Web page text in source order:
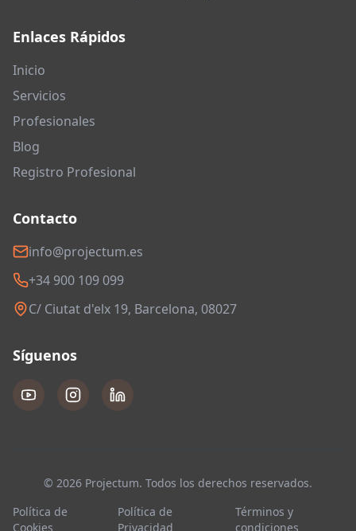
Enlaces Rápidos
Inicio
Servicios
Profesionales
Blog
Registro Profesional
Contacto
info@projectum.es
+34 900 109 099
C/ Ciutat d'elx 19, Barcelona, 08027
Síguenos
© 2026 Projectum. Todos los derechos reservados.
Política de
Cookies
Política de
Privacidad
Términos y
condiciones